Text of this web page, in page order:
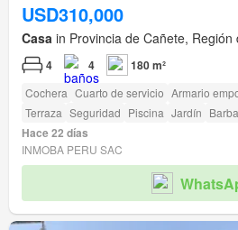
USD310,000
Casa in Provincia de Cañete, Región
4 4 180 m²
Cochera Cuarto de servicio Armario
Terraza Seguridad Piscina Jardín
Hace 22 días
INMOBA PERU SAC